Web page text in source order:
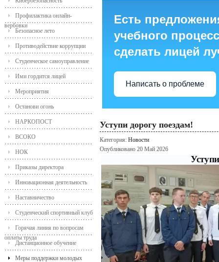
Профилактика онлайн-
вербовки
Безопасное лето
Противодействие коррупции
Студенческое самоуправление
Ими гордится лицей
Мероприятия
Останови огонь
НАРКОПОСТ
ВСОКО
НОК
Приказы директора
Инновационная деятельность
Наставничество
Студенческий спортивный клуб
Горячая линия по вопросам
оплаты труда
Дистанционное обучение
Меры поддержки молодых
Есть
учебного
сделать лицей
Написать о проблеме
Уступи дорогу поездам!
Категория: Новости
Опубликовано 20 Май 2026